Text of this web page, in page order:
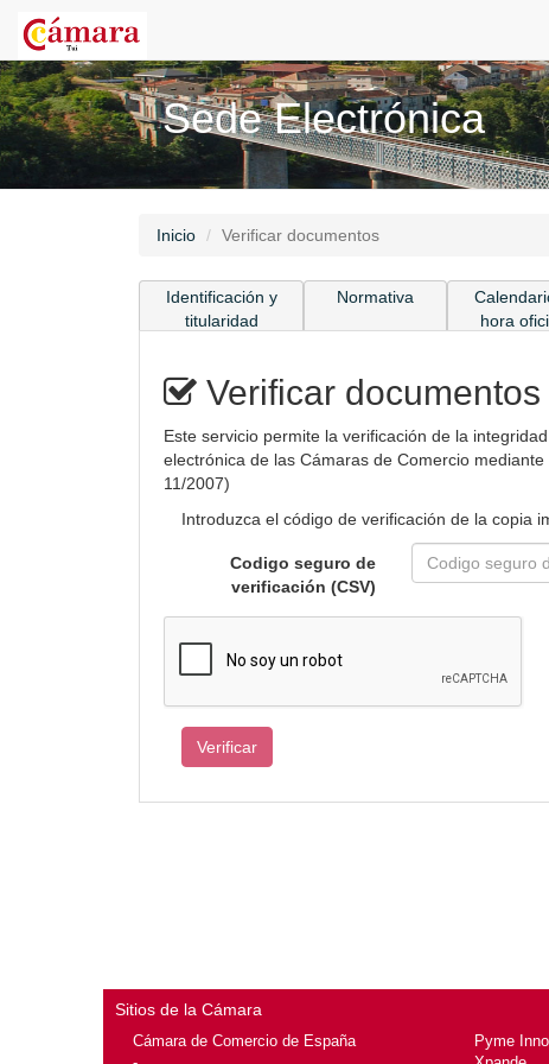
Sede Electrónica
Inicio Verificar documentos
Identificación y
titularidad
Normativa
hora
Verificar documentos
Este servicio permite la verificación de la
electrónica de las Cámaras de Comercio
11/2007)
Introduzca el código de verificación de la copia
Codigo seguro de
verificación (CSV)
Sitios de la Cámara
Cámara de Comercio de España
Pyme